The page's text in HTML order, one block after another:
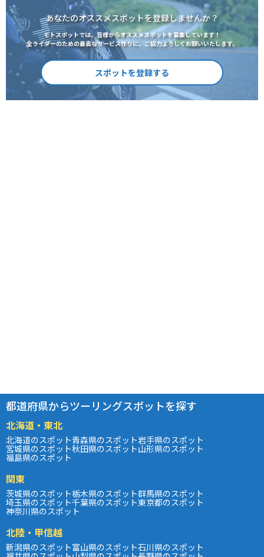
あなたのオススメスポットを登録しませんか？
モトスポットでは、皆様からオススメスポットを募集しています！
全ライダーのための最高なサービス作りに、ご協力よろしくお願いいたします。
スポットを登録する
都道府県からツーリングスポットを探す
北海道・東北
北海道のスポット青森県のスポット岩手県のスポット
宮城県のスポット秋田県のスポット山形県のスポット
福島県のスポット
関東
茨城県のスポット栃木県のスポット群馬県のスポット
埼玉県のスポット千葉県のスポット東京都のスポット
神奈川県のスポット
北陸・甲信越
新潟県のスポット富山県のスポット石川県のスポット